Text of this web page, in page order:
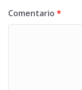
Comentario *